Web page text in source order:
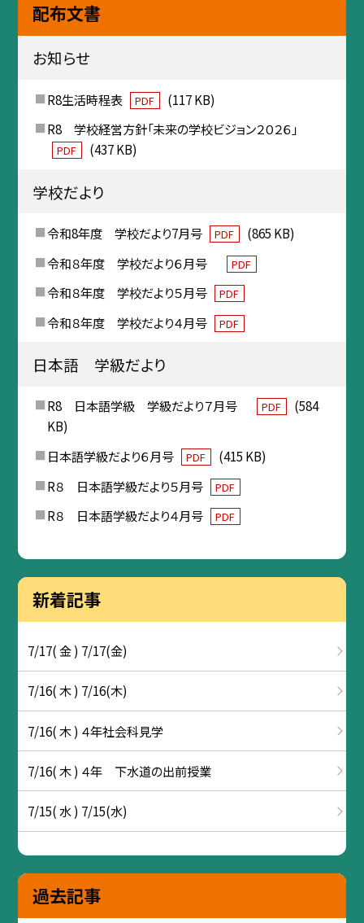
配布文書
お知らせ
R8生活時程表 PDF
(117 KB)
R8 学校経営方針「未来の学校ビジョン２０２６」
PDF (437 KB)
学校だより
令和8年度 学校だより7月号 PDF
(865 KB)
令和８年度 学校だより６月号
PDF
令和８年度 学校だより５月号 PDF
令和８年度 学校だより４月号 PDF
日本語 学級だより
R8 日本語学級 学級だより７月号 PDF
(584
KB)
日本語学級だより６月号
PDF
(415 KB)
R８ 日本語学級だより５月号
PDF
R８ 日本語学級だより４月号 PDF
新着記事
7/17( 金 ) 7/17(金)
7/16( 木 ) 7/16(木)
7/16( 木 ) ４年社会科見学
7/16( 木 ) ４年 下水道の出前授業
7/15( 水 ) 7/15(水)
過去記事